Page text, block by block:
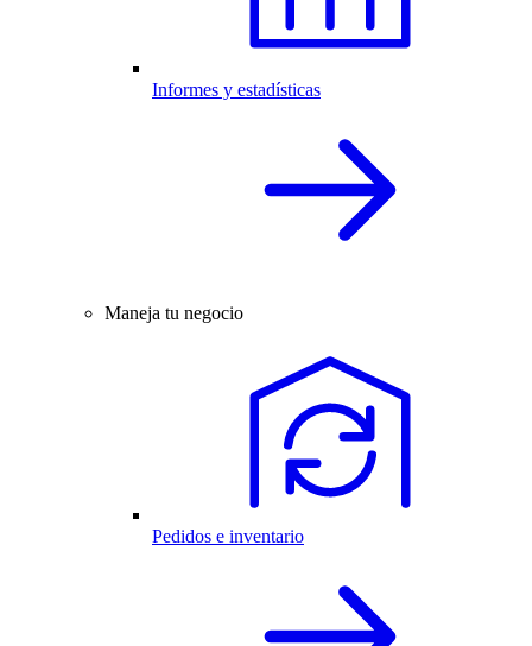
Informes y estadísticas
Maneja tu negocio
Pedidos e inventario